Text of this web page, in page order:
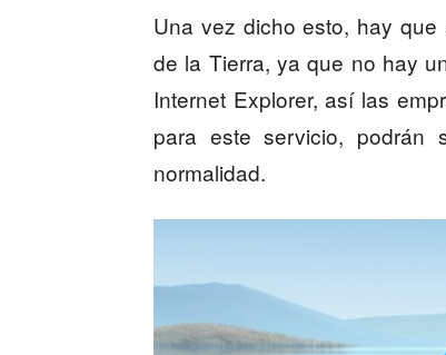
Una vez dicho esto, hay
de la Tierra, ya que no hay
Internet Explorer, así las
para este servicio, podrán
normalidad.